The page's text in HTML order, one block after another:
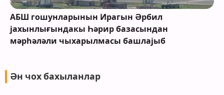
АБШ гошунларынын Ирагын Әрбил
јахынлығындакы Һәрир базасындан
мәрһәләли чыхарылмасы башлајыб
Ән чох бахыланлар